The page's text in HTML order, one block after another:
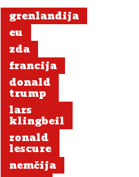
grenlandija
eu
zda
francija
donald
trump
lars
klingbeil
ronald
lescure
nemčija